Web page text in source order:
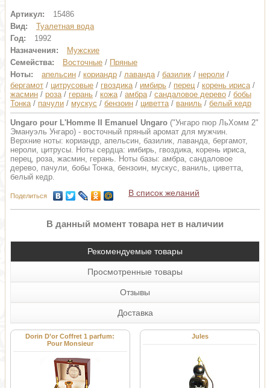
Артикул:
15486
Вид:
Туалетная вода
Год:
1992
Назначения:
Мужские
Семейства:
Восточные / Пряные
Ноты:
апельсин / кориандр / лаванда/ базилик / нероли /
бергамот / цитрусовые / гвоздика/ имбирь / перец / корень ириса/
жасмин / роза/ герань / кожа/ амбра/ сандаловое дерево / бобы
Тонка/ пачули / мускус / бензоин / циветта/ ваниль / белый кедр
Ungaro pour L'Homme II Emanuel Ungaro ("Унгаро пюр ЛьХомм 2"
Эмануэль Унгаро) - восточный пряный аромат для мужчин.
Верхние ноты: кориандр, апельсин, базилик, лаванда, бергамот,
нероли, цитрусы. Ноты сердца: имбирь, гвоздика, корень ириса,
перец, роза, жасмин, герань. Ноты базы: амбра, сандаловое
дерево, пачули, бобы Тонка, бензоин, мускус, ваниль, циветта,
белый кедр.
Поделиться В список желаний
В данный момент товара нет в наличии
Рекомендуемые товары
Просмотренные товары
Отзывы
Доставка
Dorin D’or Coffret 1 parfum:
Pour Monsieur
Jules